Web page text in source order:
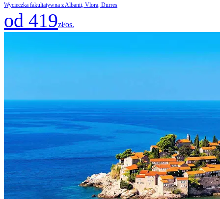
Wycieczka fakultatywna z Albanii, Vlora, Durres
od 419zł/os.